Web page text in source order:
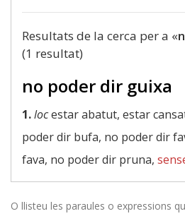
Resultats de la cerca per a «
(1 resultat)
no poder dir guixa
1.locestar abatut, estar
poder dir bufa, no poder dir
fava, no poder dir pruna,
O llisteu les paraules o expressions